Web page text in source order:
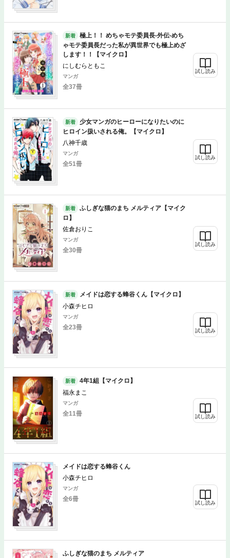
新着
極上！！ めちゃモテ委員長-外伝-めち
ゃモテ委員長だった私が異世界でも極上めざ
します！！【マイクロ】
にしむらともこ
マンガ
全37冊
試し読み
新着
少女マンガのヒーローになりたいのに
ヒロイン扱いされる俺。【マイクロ】
八神千歳
マンガ
全51冊
試し読み
新着
ふしぎな猫のまち メルティア【マイク
ロ】
佐倉おりこ
マンガ
全30冊
試し読み
新着
メイドは恋する蜂谷くん【マイクロ】
小森チヒロ
マンガ
全23冊 試し読み
新着
4年1組【マイクロ】
福永まこ
マンガ
全11冊 試し読み
メイドは恋する蜂谷くん
小森チヒロ
マンガ
全6冊
試し読み
ふしぎな猫のまち メルティア